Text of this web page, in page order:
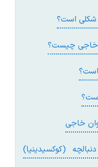
شکلی است؟
خاجی چيست؟
خاجی
(کوکسيدينيا)